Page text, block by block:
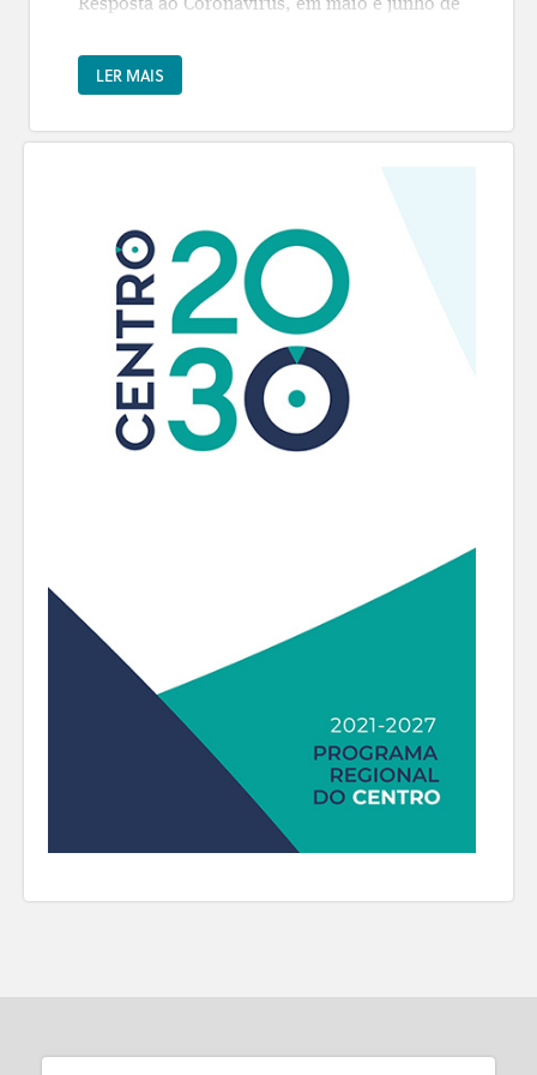
enfrenta, avançando com uma primeira
proposta de visão estratégica.
Seguiu-se um período para a recolha de
contributos escritos de todos quantos
conjunta, a partir de um inquérito orientador
disponibilizado pela CCDRC e ainda a
realização de várias sessões de trabalho.
Infelizmente, a interrupção forçada pela
pandemia COVID-19 afetou todo o restante
processo de participação presencial previsto
inicialmente. Foi, por isso, opção da CCDRC
devolver à região um segundo documento,
uma proposta de linhas estratégicas de ação e
onde se procurou incorporar uma primeira
resposta aos imensos desafios que a crise
pandémica, e a crise económica e social que
ela acarreta, nos veio colocar.
Traduzindo todo o processo em números,
destacamos que houve mais de 400
participações em reuniões presenciais. Nos
vários momentos de auscultação pública
foram recebidos quase 160 contributos
um quarto de associações (empresariais,
Resposta ao Coronavírus, em maio e junho de
52,7 milhões de euros de fundos europeus
para as empresas da região Centro,
Estes fundos foram mobilizados através do
sistema de incentivos às empresas, onde, de
forma célere, foram abertos avisos de
concurso para apoiar, por um lado, as
empresas, entidades e laboratórios nacionais
na produção de equipamentos e dispositivos
médicos, testes e equipamentos de proteção
individual associados ao combate à Covid-19
e, por outro, as micro empresas e as pequenas
do surto pandémico. Os montantes aprovados
foram direcionados sobretudo para a
inovação produtiva (90%) e, em menor
escala, para a qualificação de PME (6%) e
para a investigação e desenvolvimento
empresarial (4%), tendo sido co-financiados,
sobretudo, pelo Programa Operacional
Regional CENTRO 2020 (63%), mas também
pelo Programa Operacional Competitividade e
Internacionalização, COMPETE 2020 (37%).
LER MAIS